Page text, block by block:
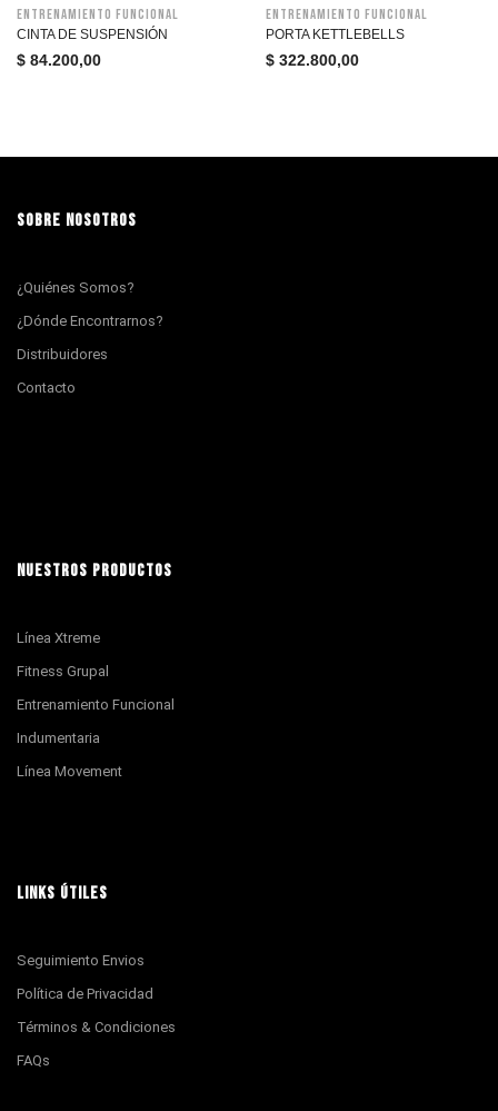
Entrenamiento funcional
CINTA DE SUSPENSIÓN
$ 84.200,00
Entrenamiento funcional
PORTA KETTLEBELLS
$ 322.800,00
SOBRE NOSOTROS
¿Quiénes Somos?
¿Dónde Encontrarnos?
Distribuidores
Contacto
NUESTROS PRODUCTOS
Línea Xtreme
Fitness Grupal
Entrenamiento Funcional
Indumentaria
Línea Movement
LINKS ÚTILES
Seguimiento Envios
Política de Privacidad
Términos & Condiciones
FAQs